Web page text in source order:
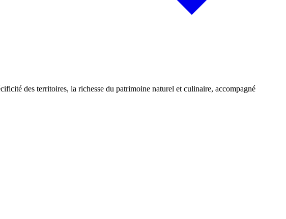
des territoires, la richesse du patrimoine naturel et culinaire, accompagné